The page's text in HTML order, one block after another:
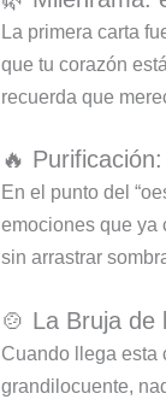
La primera carta
que tu corazón
recuerda que
🔥
En el punto del
emociones que ya
sin arrastrar
🍲 La Bruja de
Cuando llega esta
grandilocuente,